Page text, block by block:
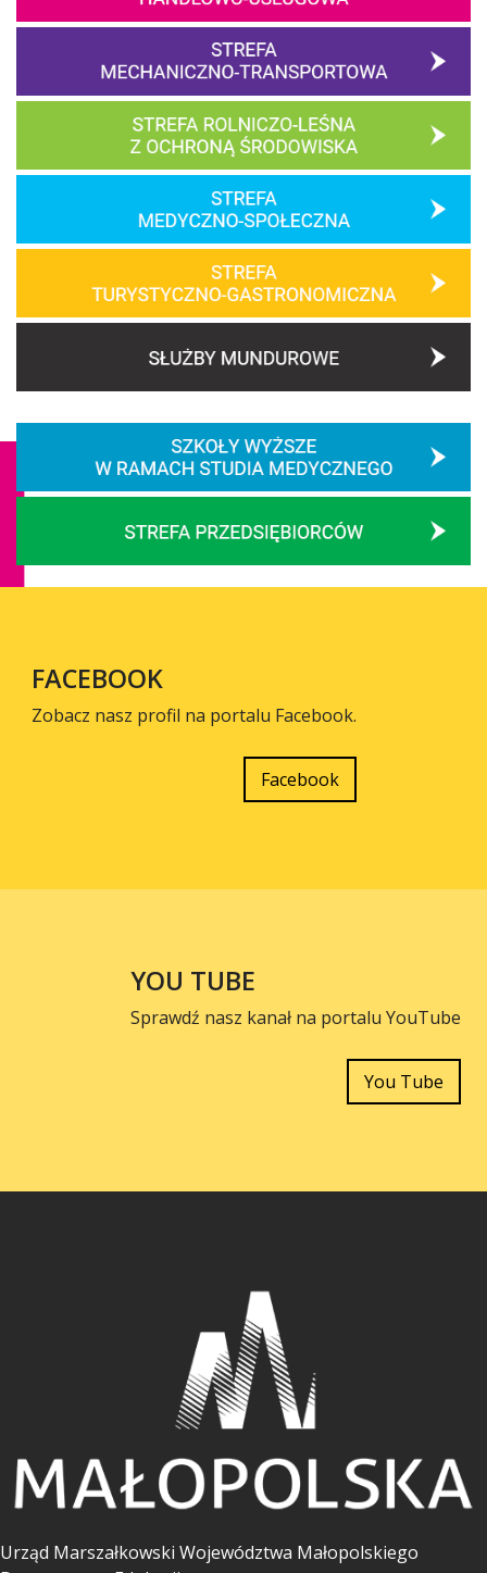
FACEBOOK
Zobacz nasz profil na portalu Facebook.
Facebook
YOU TUBE
Sprawdź nasz kanał na portalu YouTube
You Tube
Urząd Marszałkowski Województwa Małopolskiego